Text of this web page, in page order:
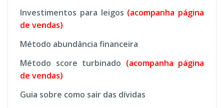
Investimentos para leigos (acompanha página
de vendas)
Método abundância financeira
Método score turbinado (acompanha página
de vendas)
Guia sobre como sair das dívidas